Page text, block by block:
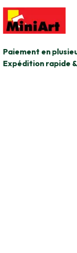
​Paiement en
Expédition rapide